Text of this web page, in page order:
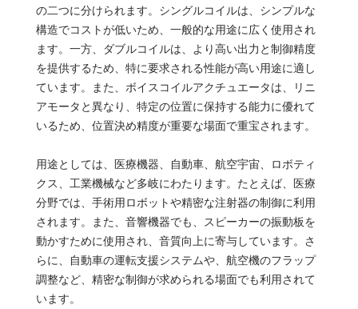
の二つに分けられます。シングルコイルは、シンプルな
構造でコストが低いため、一般的な用途に広く使用され
ます。一方、ダブルコイルは、より高い出力と制御精度
を提供するため、特に要求される性能が高い用途に適し
ています。また、ボイスコイルアクチュエータは、リニ
アモータと異なり、特定の位置に保持する能力に優れて
いるため、位置決め精度が重要な場面で重宝されます。
用途としては、医療機器、自動車、航空宇宙、ロボティ
クス、工業機械など多岐にわたります。たとえば、医療
分野では、手術用ロボットや精密な注射器の制御に利用
されます。また、音響機器でも、スピーカーの振動板を
動かすために使用され、音質向上に寄与しています。さ
らに、自動車の運転支援システムや、航空機のフラップ
調整など、精密な制御が求められる場面でも利用されて
います。